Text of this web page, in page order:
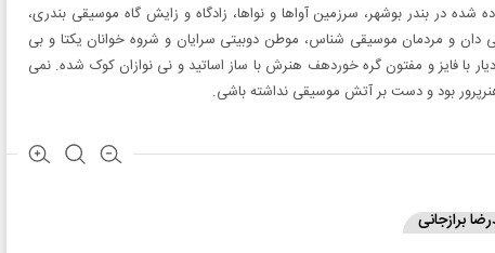
در بندر بوشهر، سرزمین آواها و نواها، زادگاه و زایش گاه موسیقی بندری،
دان و مردمان موسیقی شناس، موطن دوبیتی سرایان و شروه خوانان یکتا و بی
با فایز و مفتون گره خوردهف هنرش با ساز اساتید و نی نوازان کوک شده. نمی
بود و دست بر آتش موسیقی نداشته باشی.
برازجانی